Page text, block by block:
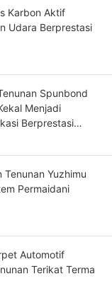
Karbon Aktif
Udara Berprestasi
Spunbond
Menjadi
Berprestasi
Yuzhimu
Permaidani
Automotif
Terikat Terma